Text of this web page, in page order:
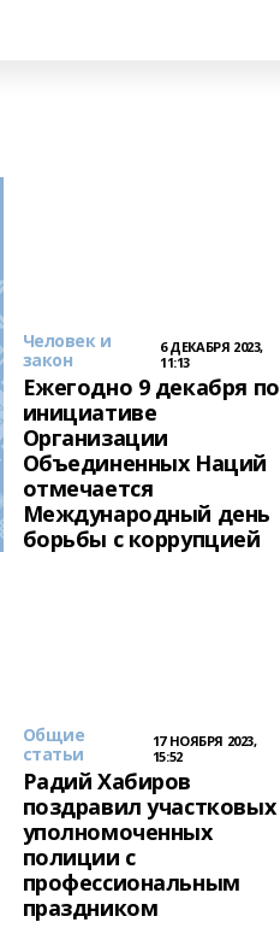
Человек и
закон
6 ДЕКАБРЯ 2023,
11:13
Ежегодно 9 декабря по
инициативе
Организации
Объединенных Наций
отмечается
Международный день
борьбы с коррупцией
Общие
статьи
17 НОЯБРЯ 2023,
15:52
Радий Хабиров
поздравил участковых
уполномоченных
полиции с
профессиональным
праздником